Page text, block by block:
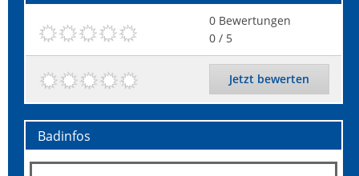
0 Bewertungen
0 / 5
Jetzt bewerten
Badinfos